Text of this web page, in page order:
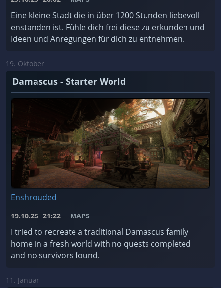
Eine kleine Stadt die in über 1200 Stunden liebevoll
enstanden ist. Fühle dich frei diese zu erkunden und
Ideen und Anregungen für dich zu entnehmen.
19. Oktober
Damascus - Starter World
Enshrouded
19.10.25 21:22 MAPS
I tried to recreate a traditional Damascus family
home in a fresh world with no quests completed
and no survivors found.
11. Januar